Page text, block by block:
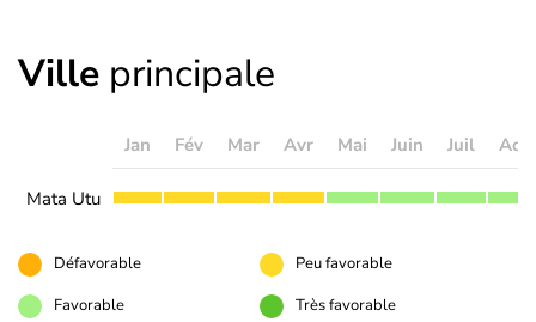
Ville principale
Jan Fév Mar Avr Mai Juin Juil
Mata Utu
Défavorable
Peu favorable
Favorable
Très favorable